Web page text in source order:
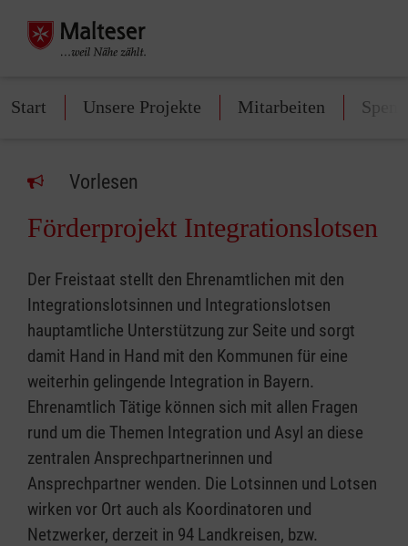
Start Unsere Projekte Mitarbeiten
Vorlesen
Förderprojekt Integrationslotsen
Der Freistaat stellt den Ehrenamtlichen mit den
Integrationslotsinnen und Integrationslotsen
hauptamtliche Unterstützung zur Seite und sorgt
damit Hand in Hand mit den Kommunen für eine
weiterhin gelingende Integration in Bayern.
Ehrenamtlich Tätige können sich mit allen Fragen
rund um die Themen Integration und Asyl an diese
zentralen Ansprechpartnerinnen und
Ansprechpartner wenden. Die Lotsinnen und Lotsen
wirken vor Ort auch als Koordinatoren und
Netzwerker, derzeit in 94 Landkreisen, bzw.